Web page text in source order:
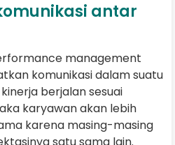
antar
management
komunikasi dalam suatu
berjalan sesuai
karyawan akan lebih
karena masing-masing